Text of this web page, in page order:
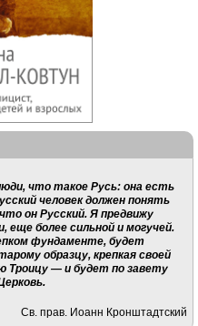
что такое Русь: она есть
человек должен понять
он Русский. Я предвижу
еще более сильной и могучей.
фундаменте, будет
образцу, крепкая своей
Троицу — и будет по завету
Св. прав. Иоанн Кронштадтский